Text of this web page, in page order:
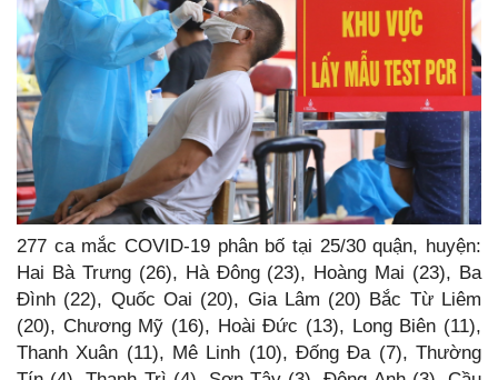
277 ca mắc COVID-19 phân bố tại 25/30 quận, huyện:
Hai Bà Trưng (26), Hà Đông (23), Hoàng Mai (23), Ba
Đình (22), Quốc Oai (20), Gia Lâm (20) Bắc Từ Liêm
(20), Chương Mỹ (16), Hoài Đức (13), Long Biên (11),
Thanh Xuân (11), Mê Linh (10), Đống Đa (7), Thường